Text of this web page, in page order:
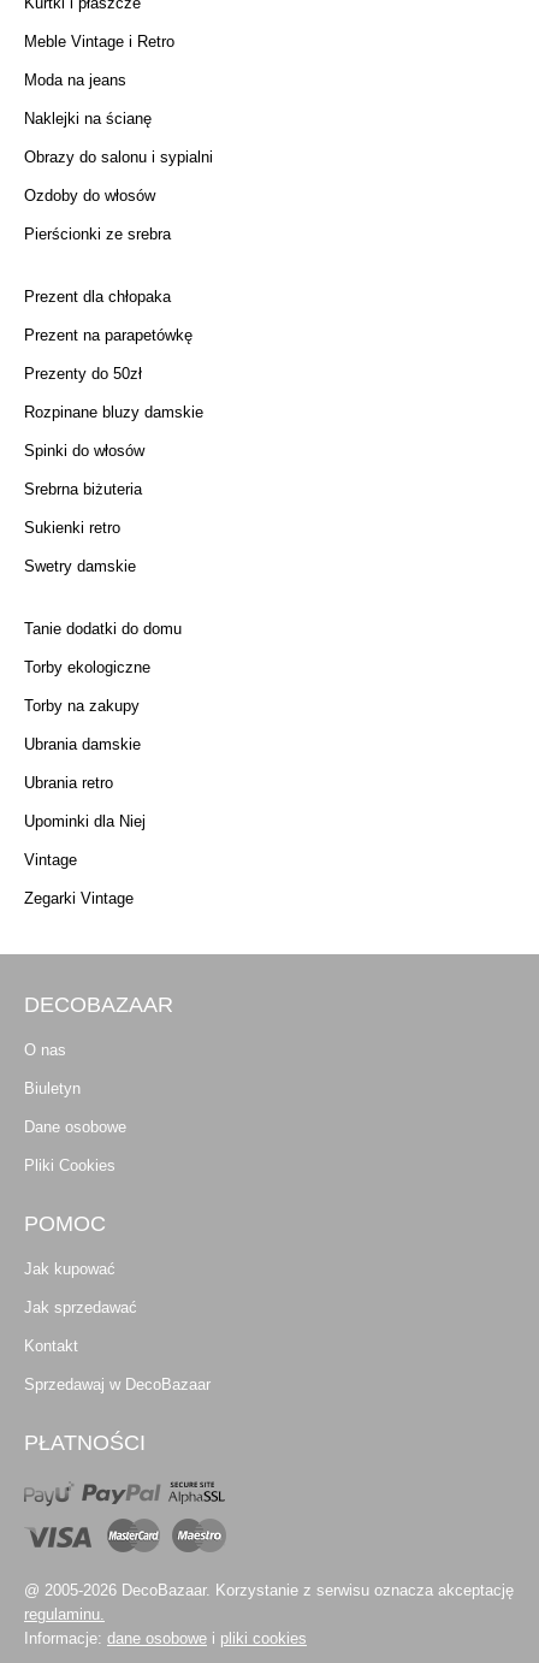
Meble Vintage i Retro
Moda na jeans
Naklejki na ścianę
Obrazy do salonu i sypialni
Ozdoby do włosów
Pierścionki ze srebra
Prezent dla chłopaka
Prezent na parapetówkę
Prezenty do 50zł
Rozpinane bluzy damskie
Spinki do włosów
Srebrna biżuteria
Sukienki retro
Swetry damskie
Tanie dodatki do domu
Torby ekologiczne
Torby na zakupy
Ubrania damskie
Ubrania retro
Upominki dla Niej
Vintage
Zegarki Vintage
DECOBAZAAR
O nas
Biuletyn
Dane osobowe
Pliki Cookies
POMOC
Jak kupować
Jak sprzedawać
Kontakt
Sprzedawaj w DecoBazaar
PŁATNOŚCI
@ 2005-2026 DecoBazaar. Korzystanie z serwisu oznacza akceptację
regulaminu.
Informacje: dane osobowe i pliki cookies